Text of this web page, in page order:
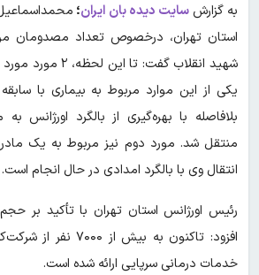
به گزارشسایت دیده بان ایران؛
استان تهران، درخصوص تعداد مصدومان
شهید انقلاب گفت: تا
یکی از این موارد مربوط به بیماری با
بلافاصله با بهره‌گیری از بالگرد اورژانس
منتقل شد. مورد دوم نیز مربوط به یک مادر
انتقال وی با بالگرد امدادی در حال انجام است.
رئیس اورژانس استان تهران با تأکید بر
افزود: تاکنون به بیش از
خدمات درمانی سرپایی ارائه شده است.